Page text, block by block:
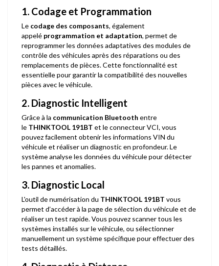
1. Codage et Programmation
Le codage des composants, également
appelé programmation et adaptation, permet de
reprogrammer les données adaptatives des modules de
contrôle des véhicules après des réparations ou des
remplacements de pièces. Cette fonctionnalité est
essentielle pour garantir la compatibilité des nouvelles
pièces avec le véhicule.
2. Diagnostic Intelligent
Grâce à la communication Bluetooth entre
le THINKTOOL 191BT et le connecteur VCI, vous
pouvez facilement obtenir les informations VIN du
véhicule et réaliser un diagnostic en profondeur. Le
système analyse les données du véhicule pour détecter
les pannes et anomalies.
3. Diagnostic Local
L'outil de numérisation du THINKTOOL 191BT vous
permet d’accéder à la page de sélection du véhicule et de
réaliser un test rapide. Vous pouvez scanner tous les
systèmes installés sur le véhicule, ou sélectionner
manuellement un système spécifique pour effectuer des
tests détaillés.